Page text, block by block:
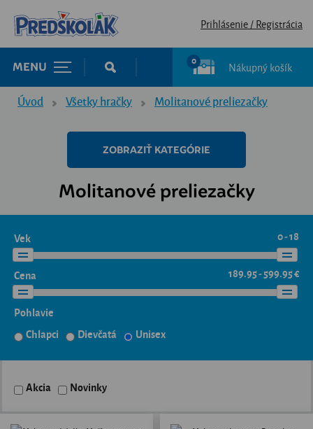
Prihlásenie / Registrácia
MENU 0 Nákupný košík
Úvod Všetky hračky Molitanové preliezačky
ZOBRAZIŤ KATEGÓRIE
Molitanové preliezačky
Vek 0 - 18
Cena 189.95 - 599.95 €
Pohlavie
Chlapci
Dievčatá Unisex
Akcia Novinky